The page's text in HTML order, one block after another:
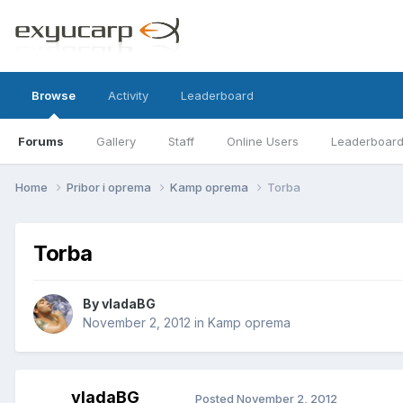
Browse
Forums Gallery Staff Online Users Leaderboard
Activity Leaderboard
Home Pribor i oprema Kamp oprema Torba
Torba
ByvladaBG
November 2, 2012 in Kamp oprema
vladaBG Posted November 2, 2012